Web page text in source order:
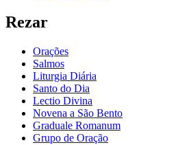
Rezar
Orações
Salmos
Liturgia Diária
Santo do Dia
Lectio Divina
Novena a São Bento
Graduale Romanum
Grupo de Oração